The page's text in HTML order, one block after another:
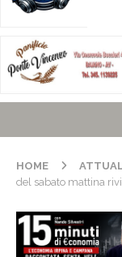
HOME
del sabato mattina